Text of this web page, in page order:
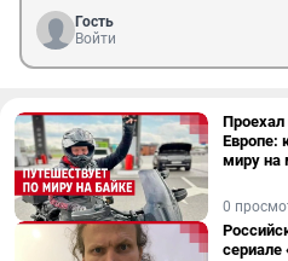
Гость
Войти
Европе:
миру на
0